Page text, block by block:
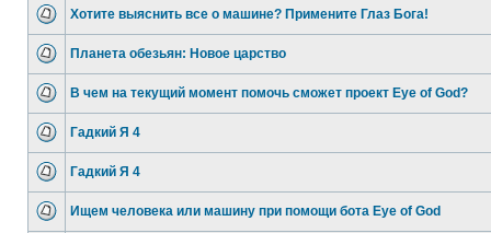
Хотите выяснить все о машине? Примените Глаз Бога!
Планета обезьян: Новое царство
В чем на текущий момент помочь сможет проект Eye of God?
Гадкий Я 4
Гадкий Я 4
Ищем человека или машину при помощи бота Eye of God